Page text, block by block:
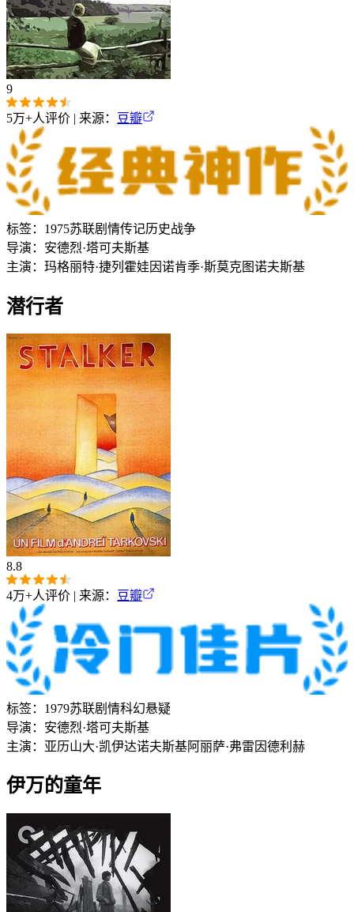
9
5万+人评价 | 来源： 豆瓣
标签： 1975苏联剧情传记历史战争
导演： 安德烈·塔可夫斯基
主演： 玛格丽特·捷列霍娃 因诺肯季·斯莫克图诺夫斯基
潜行者
8.8
4万+人评价 | 来源： 豆瓣
标签： 1979苏联剧情科幻悬疑
导演： 安德烈·塔可夫斯基
主演： 亚历山大·凯伊达诺夫斯基阿丽萨·弗雷因德利赫
伊万的童年